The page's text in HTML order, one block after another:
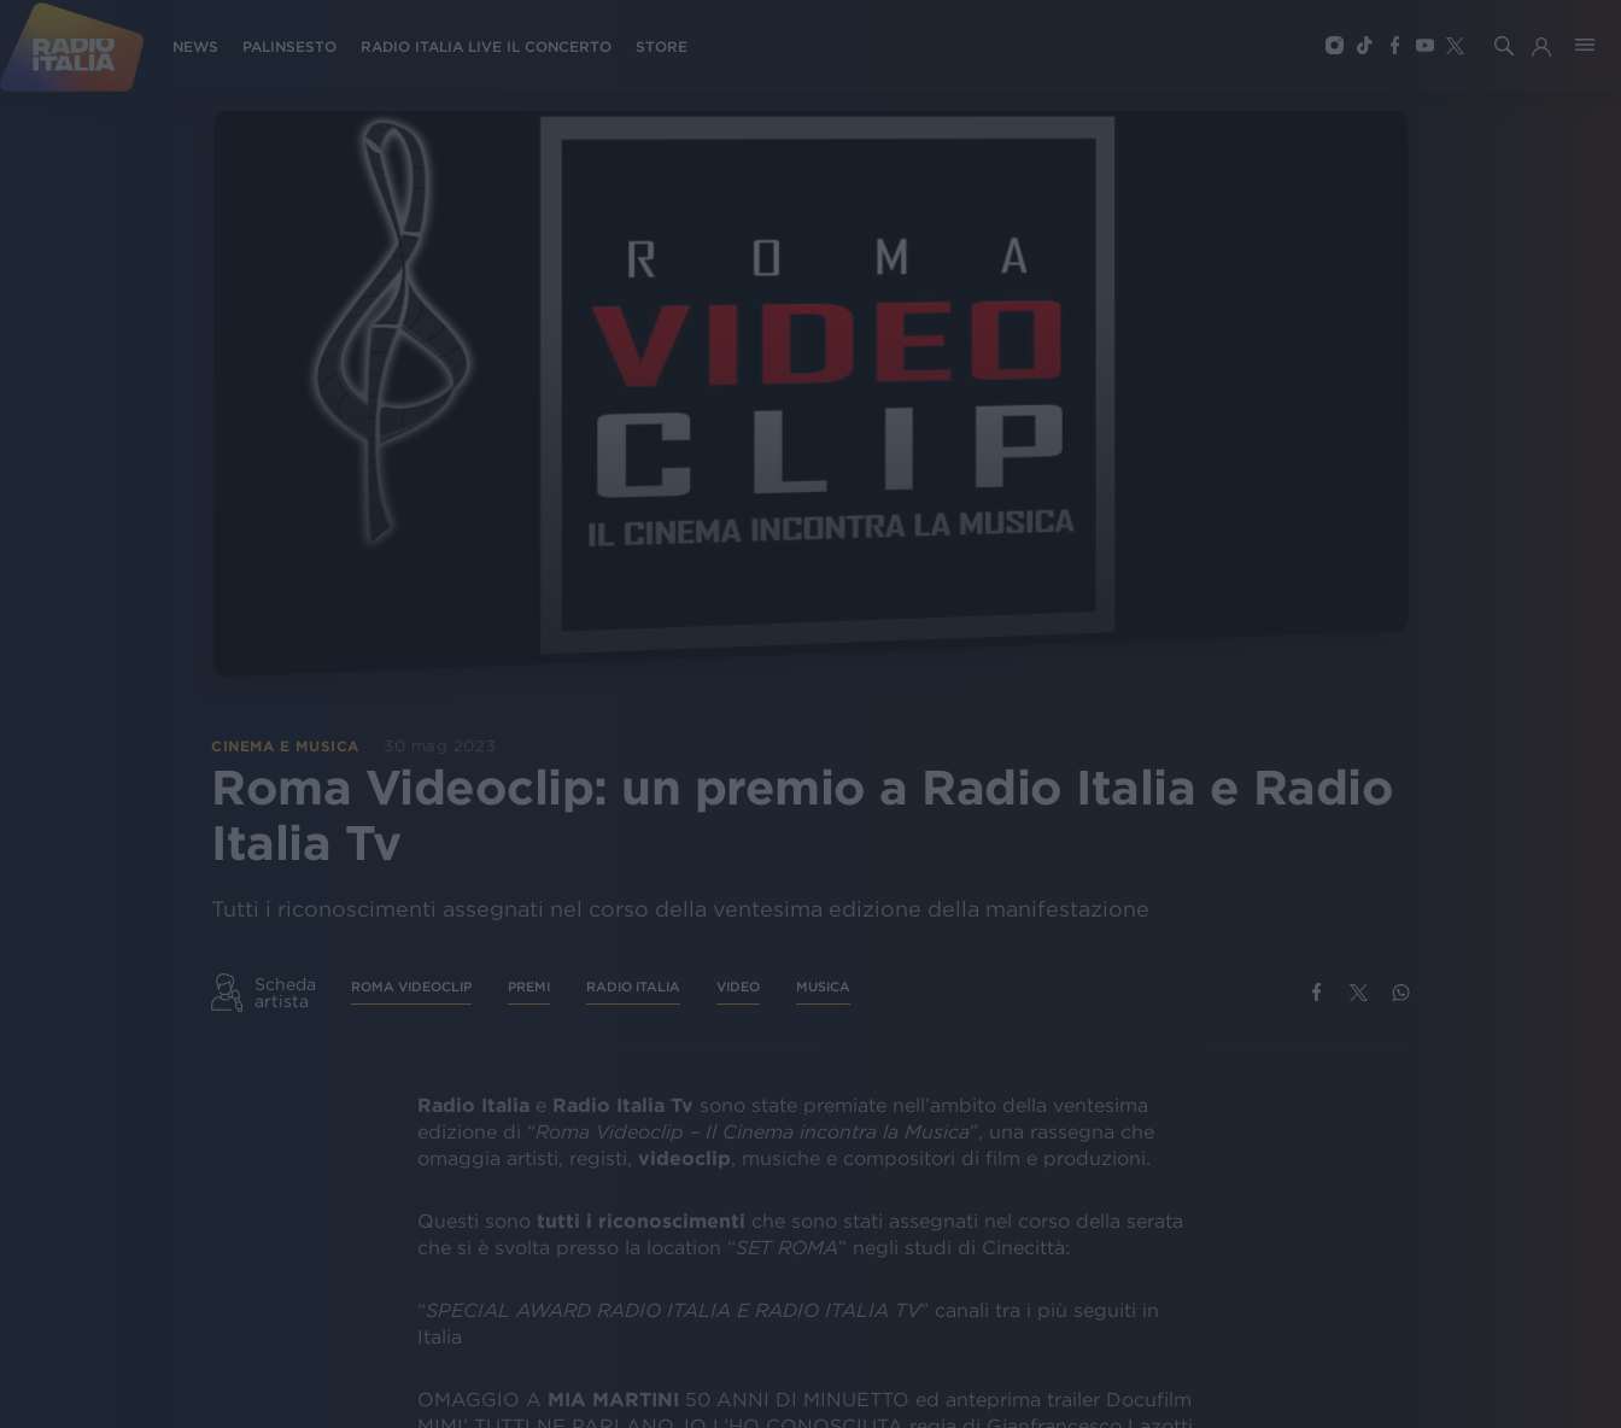
NEWS PALINSESTO RADIO ITALIA LIVE IL CONCERTO STORE
CINEMA E MUSICA 30 mag 2023
Roma Videoclip: un premio a Radio Italia e Radio
Italia Tv
Tutti i riconoscimenti assegnati nel corso della ventesima edizione della manifestazione
Scheda
artista
ROMA VIDEOCLIP PREMI RADIO ITALIA VIDEO MUSICA
Radio Italia e Radio Italia Tv sono state premiate nell’ambito della ventesima
edizione di “Roma Videoclip – Il Cinema incontra la Musica”, una rassegna che
omaggia artisti, registi, videoclip , musiche e compositori di film e produzioni.
Questi sono tutti i riconoscimenti che sono stati assegnati nel corso della serata
che si è svolta presso la location “SET ROMA” negli studi di Cinecittà:
“SPECIAL AWARD RADIO ITALIA E RADIO ITALIA TV” canali tra i più seguiti in
Italia
OMAGGIO A MIA MARTINI 50 ANNI DI MINUETTO ed anteprima trailer Docufilm